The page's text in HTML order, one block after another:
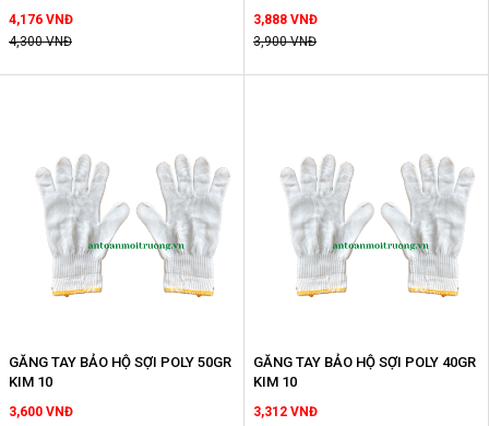
4,176 VNĐ
4,300 VNĐ
3,888 VNĐ
3,900 VNĐ
GĂNG TAY BẢO HỘ SỢI POLY 50GR
KIM 10
3,600 VNĐ
GĂNG TAY BẢO HỘ SỢI POLY 40GR
KIM 10
3,312 VNĐ